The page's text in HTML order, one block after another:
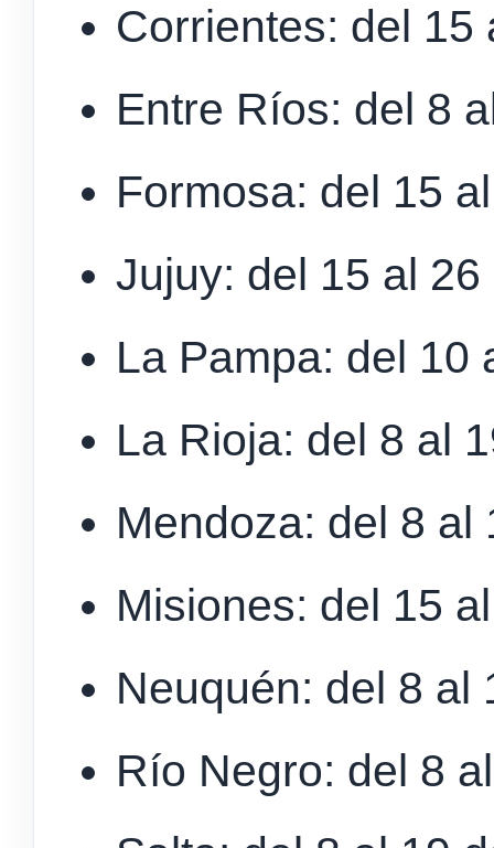
Corrientes: del 15
Entre Ríos: del 8
Formosa: del 15
Jujuy: del 15 al 26
La Pampa: del 10
La Rioja: del 8 al
Mendoza: del 8 al
Misiones: del 15
Neuquén: del 8 al
Río Negro: del 8